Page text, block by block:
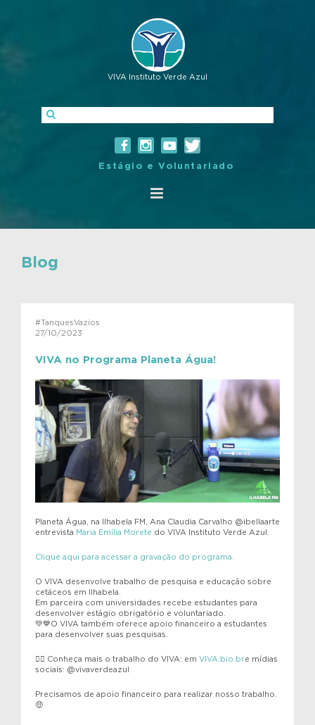
VIVA Instituto Verde Azul
Estágio e Voluntariado
Blog
#TanquesVazios
27/10/2023
VIVA no Programa Planeta Água!
Planeta Água, na Ilhabela FM, Ana Claudia Carvalho @ibellaarte
entrevista Maria Emília Morete do VIVA Instituto Verde Azul.
Clique aqui para acessar a gravação do programa.
O VIVA desenvolve trabalho de pesquisa e educação sobre
cetáceos em Ilhabela.
Em parceira com universidades recebe estudantes para
desenvolver estágio obrigatório e voluntariado.
💚💙O VIVA também oferece apoio financeiro a estudantes
para desenvolver suas pesquisas.
👉🏽 Conheça mais o trabalho do VIVA: em VIVA.bio.bre mídias
sociais: @vivaverdeazul
Precisamos de apoio financeiro para realizar nosso trabalho.
🤑